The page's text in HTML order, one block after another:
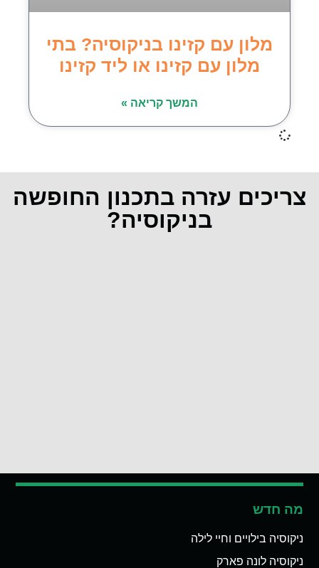
מלון עם קזינו בניקוסיה? בתי
מלון עם קזינו או ליד קזינו
המשך קריאה »
צריכים עזרה בתכנון החופשה
בניקוסיה?
מה חדש
ניקוסיה בילויים וחיי לילה
ניקוסיה לונה פארק